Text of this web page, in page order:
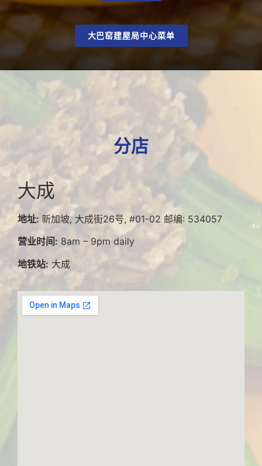
大巴窑建屋局中心菜单
分店
大成
地址:新加坡, 大成街26号, #01-02 邮编: 534057
营业时间: 8am – 9pm daily
地铁站: 大成